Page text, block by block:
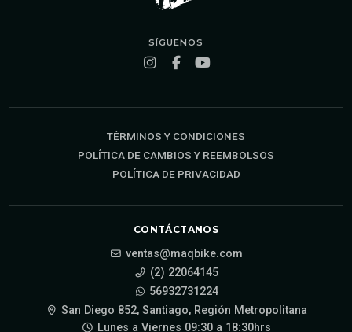
SÍGUENOS
TÉRMINOS Y CONDICIONES
POLÍTICA DE CAMBIOS Y REEMBOLSOS
POLÍTICA DE PRIVACIDAD
CONTÁCTANOS
ventas@maqbike.com
(2) 22064145
56932731224
San Diego 852, Santiago, Región Metropolitana
Lunes a Viernes 09:30 a 18:30hrs